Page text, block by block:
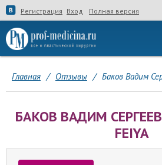
Регистрация Вход Полная версия
Главная / Отзывы / Баков Вадим
БАКОВ ВАДИМ
FEIYA